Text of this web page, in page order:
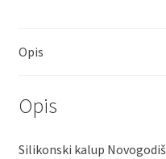
Opis
Opis
Silikonski kalup